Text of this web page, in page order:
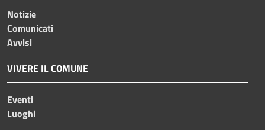
Notizie
Comunicati
Avvisi
VIVERE IL COMUNE
Eventi
Luoghi